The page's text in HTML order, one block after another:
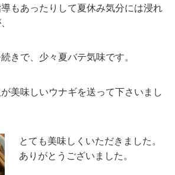
もあったりして夏休み気分には浸れ
きで、少々夏バテ気味です。
美味しいウナギを送って下さいまし
とても美味しくいただきました。
ありがとうございました。